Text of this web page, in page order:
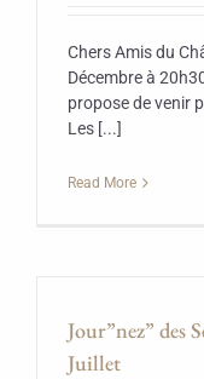
Chers Amis du
Décembre à
propose de venir
Les [...]
Read More
Jour”nez” des
Juillet